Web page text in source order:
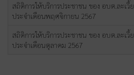
สถิติการให้บริการประชาชน ของ อบต.ละเวี้ย
ประจำเดือนพฤศจิกายน 2567
สถิติการให้บริการประชาชน ของ อบต.ละเวี้ย
ประจำเดือนตุลาคม 2567